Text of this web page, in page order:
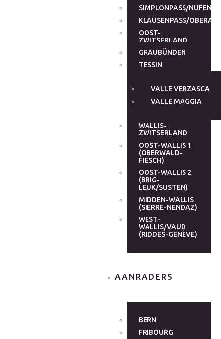
SIMPLONPASS/
KLAUSENPASS/
OOST-
ZWITSERLAND
GRAUBÜNDEN
TESSIN
VALLE VERZASCA
VALLE MAGGIA
WALLIS-
ZWITSERLAND
OOST-WALLIS 1
(OBERWALD-
FIESCH)
OOST-WALLIS 2
(BRIG-
LEUK/SUSTEN)
MIDDEN-WALLIS
(SIERRE-NENDAZ)
WEST-
WALLIS/VAUD
(RIDDES-GENÈVE)
AANRADERS
BERN
FRIBOURG